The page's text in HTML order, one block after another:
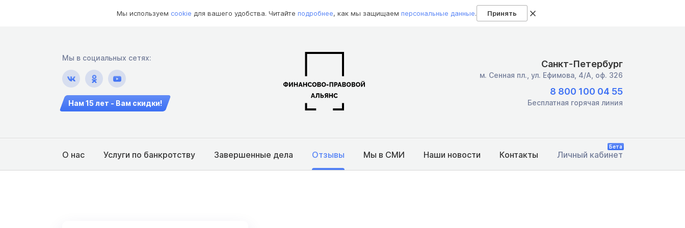
Мы используем cookie для вашего удобства. Читайте подробнее, как мы защищаем персональные данные. Принять
Мы в социальных сетях:
Нам 15 лет - Вам скидки!
Санкт-Петербург
м. Сенная пл., ул. Ефимова, 4/А, оф. 326
8 800 100 04 55
Бесплатная горячая линия
О нас Услуги по банкротству Завершенные дела Отзывы Мы в СМИ Наши новости Контакты Личный кабинет
Бета